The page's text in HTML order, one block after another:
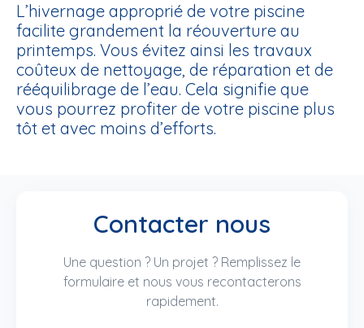
L’hivernage approprié de votre piscine
facilite grandement la réouverture au
printemps. Vous évitez ainsi les travaux
coûteux de nettoyage, de réparation et de
rééquilibrage de l’eau. Cela signifie que
vous pourrez profiter de votre piscine plus
tôt et avec moins d’efforts.
Contacter nous
Une question ? Un projet ? Remplissez le
formulaire et nous vous recontacterons
rapidement.